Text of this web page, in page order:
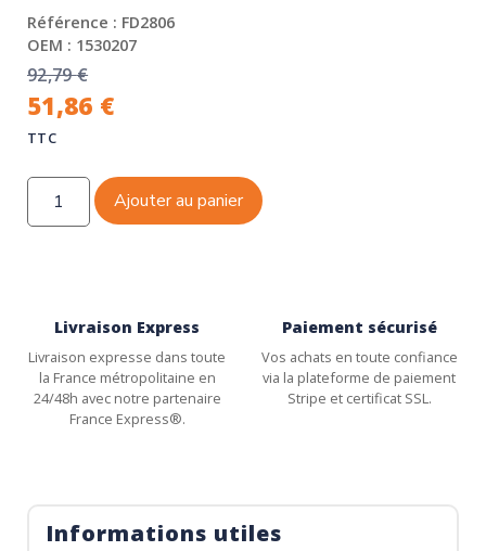
Référence : FD2806
OEM : 1530207
92,79€
51,86 €
TTC
Ajouter au panier
Livraison Express
Livraison expresse dans toute
la France métropolitaine en
24/48h avec notre partenaire
France Express®.
Paiement sécurisé
Vos achats en toute confiance
via la plateforme de paiement
Stripe et certificat SSL.
Informations utiles